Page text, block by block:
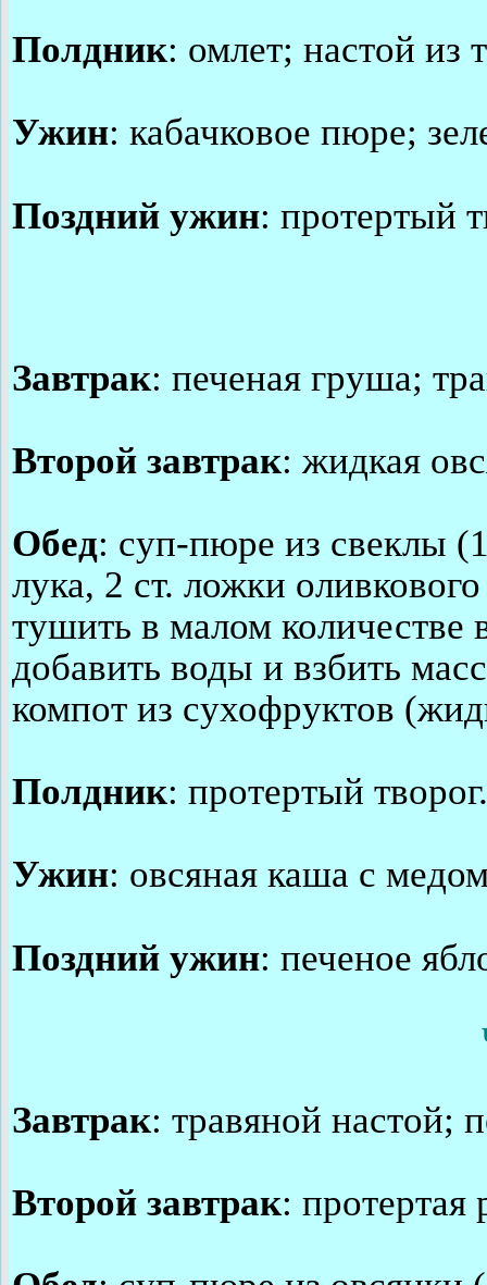
Полдник: омлет; настой из
Ужин: кабачковое пюре;
Поздний ужин: протертый
Завтрак: печеная груша;
Второй завтрак: жидкая
Обед: суп-пюре из свеклы
лука, 2 ст. ложки
тушить в малом количестве
добавить воды и взбить
компот из сухофруктов
Полдник: протертый творог.
Ужин: овсяная каша с
Поздний ужин: печеное
Завтрак: травяной настой;
Второй завтрак: протертая